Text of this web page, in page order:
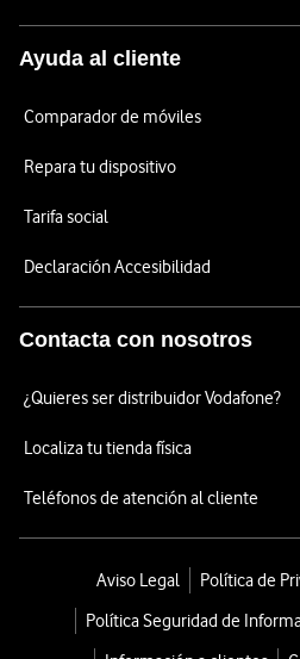
Ayuda al cliente
Comparador de móviles
Repara tu dispositivo
Tarifa social
Declaración Accesibilidad
Contacta con nosotros
¿Quieres ser distribuidor Vodafone?
Localiza tu tienda física
Teléfonos de atención al cliente
Aviso Legal
Política de
Política Seguridad de